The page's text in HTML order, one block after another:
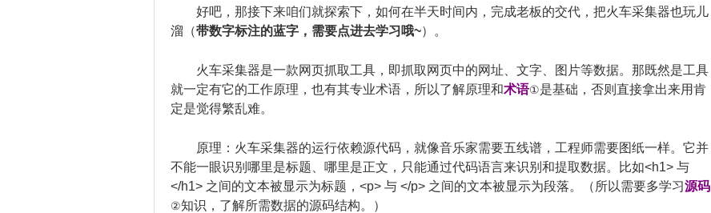
好吧，那接下来咱们就探索下，如何在半天时间内，完成老板的交代，把火车采集器也玩儿
溜（带数字标注的蓝字，需要点进去学习哦~）。
火车采集器是一款网页抓取工具，即抓取网页中的网址、文字、图片等数据。那既然是工具
就一定有它的工作原理，也有其专业术语，所以了解原理和术语①是基础，否则直接拿出来用肯
定是觉得繁乱难。
原理：火车采集器的运行依赖源代码，就像音乐家需要五线谱，工程师需要图纸一样。它并
不能一眼识别哪里是标题、哪里是正文，只能通过代码语言来识别和提取数据。比如<h1> 与
</h1> 之间的文本被显示为标题，<p> 与 </p> 之间的文本被显示为段落。（所以需要多学习源码
②知识，了解所需数据的源码结构。）